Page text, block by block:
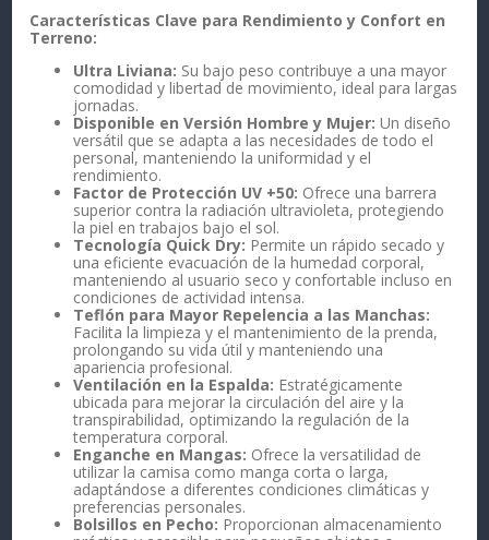
Características Clave para Rendimiento y Confort en
Terreno:
Ultra Liviana: Su bajo peso contribuye a una mayor
comodidad y libertad de movimiento, ideal para largas
jornadas.
Disponible en Versión Hombre y Mujer: Un diseño
versátil que se adapta a las necesidades de todo el
personal, manteniendo la uniformidad y el
rendimiento.
Factor de Protección UV +50: Ofrece una barrera
superior contra la radiación ultravioleta, protegiendo
la piel en trabajos bajo el sol.
Tecnología Quick Dry: Permite un rápido secado y
una eficiente evacuación de la humedad corporal,
manteniendo al usuario seco y confortable incluso en
condiciones de actividad intensa.
Teflón para Mayor Repelencia a las Manchas:
Facilita la limpieza y el mantenimiento de la prenda,
prolongando su vida útil y manteniendo una
apariencia profesional.
Ventilación en la Espalda: Estratégicamente
ubicada para mejorar la circulación del aire y la
transpirabilidad, optimizando la regulación de la
temperatura corporal.
Enganche en Mangas: Ofrece la versatilidad de
utilizar la camisa como manga corta o larga,
adaptándose a diferentes condiciones climáticas y
preferencias personales.
Bolsillos en Pecho: Proporcionan almacenamiento